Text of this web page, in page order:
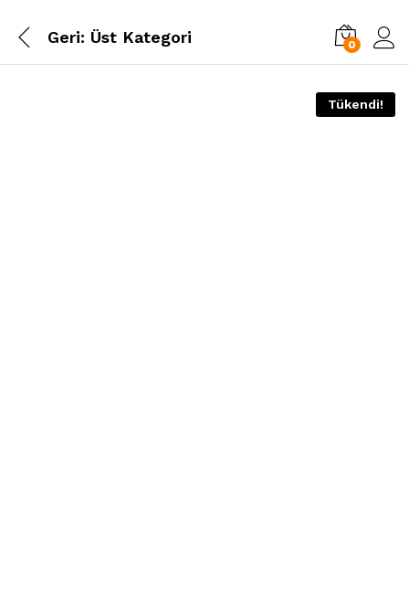
Geri: Üst Kategori 0
Tükendi!